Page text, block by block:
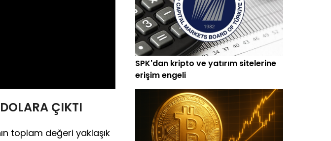
ÇIKTI
toplam değeri yaklaşık
SPK'dan kripto ve yatırım sitelerine
erişim engeli